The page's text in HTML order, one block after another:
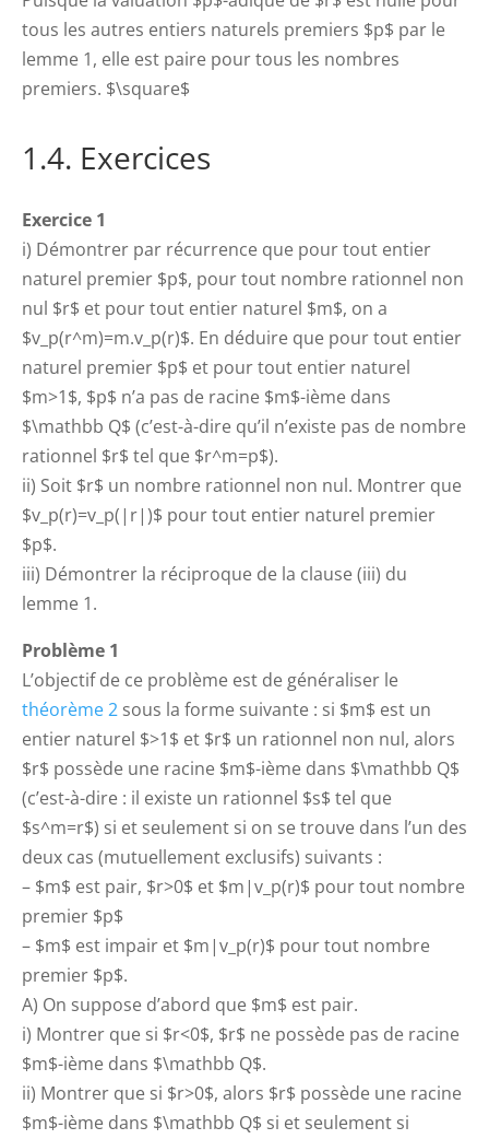
tous les autres entiers naturels premiers $p$ par le
lemme 1, elle est paire pour tous les nombres
premiers. $\square$
1.4. Exercices
Exercice 1
i) Démontrer par récurrence que pour tout entier
naturel premier $p$, pour tout nombre rationnel non
nul $r$ et pour tout entier naturel $m$, on a
$v_p(r^m)=m.v_p(r)$. En déduire que pour tout entier
naturel premier $p$ et pour tout entier naturel
$m>1$, $p$ n’a pas de racine $m$-ième dans
$\mathbb Q$ (c’est-à-dire qu’il n’existe pas de nombre
rationnel $r$ tel que $r^m=p$).
ii) Soit $r$ un nombre rationnel non nul. Montrer que
$v_p(r)=v_p(|r|)$ pour tout entier naturel premier
$p$.
iii) Démontrer la réciproque de la clause (iii) du
lemme 1.
Problème 1
L’objectif de ce problème est de généraliser le
théorème 2 sous la forme suivante : si $m$ est un
entier naturel $>1$ et $r$ un rationnel non nul, alors
$r$ possède une racine $m$-ième dans $\mathbb Q$
(c’est-à-dire : il existe un rationnel $s$ tel que
$s^m=r$) si et seulement si on se trouve dans l’un des
deux cas (mutuellement exclusifs) suivants :
– $m$ est pair, $r>0$ et $m|v_p(r)$ pour tout nombre
premier $p$
– $m$ est impair et $m|v_p(r)$ pour tout nombre
premier $p$.
A) On suppose d’abord que $m$ est pair.
i) Montrer que si $r<0$, $r$ ne possède pas de racine
$m$-ième dans $\mathbb Q$.
ii) Montrer que si $r>0$, alors $r$ possède une racine
$m$-ième dans $\mathbb Q$ si et seulement si